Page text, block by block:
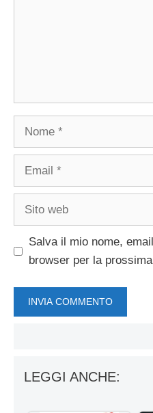
Nome
Email
Sito
Salva il mio nome,
browser per la
LEGGI ANCHE: